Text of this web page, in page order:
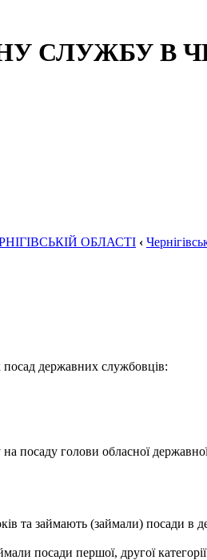
СЛУЖБУ В
ОБЛАСТІ ‹
посад державних службовців:
посаду голови обласної державної
та займають (займали) посади в
посади першої, другої